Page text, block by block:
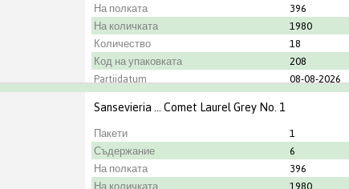
На полката
396
На количката
1980
Количество
18
Код на упаковката
208
Partijdatum
08-08-2026
Градинар
ANCO
Sansevieria ... Comet Laurel Grey No. 1
Пакети 1
Съдержание
6
На полката
396
На количката
1980